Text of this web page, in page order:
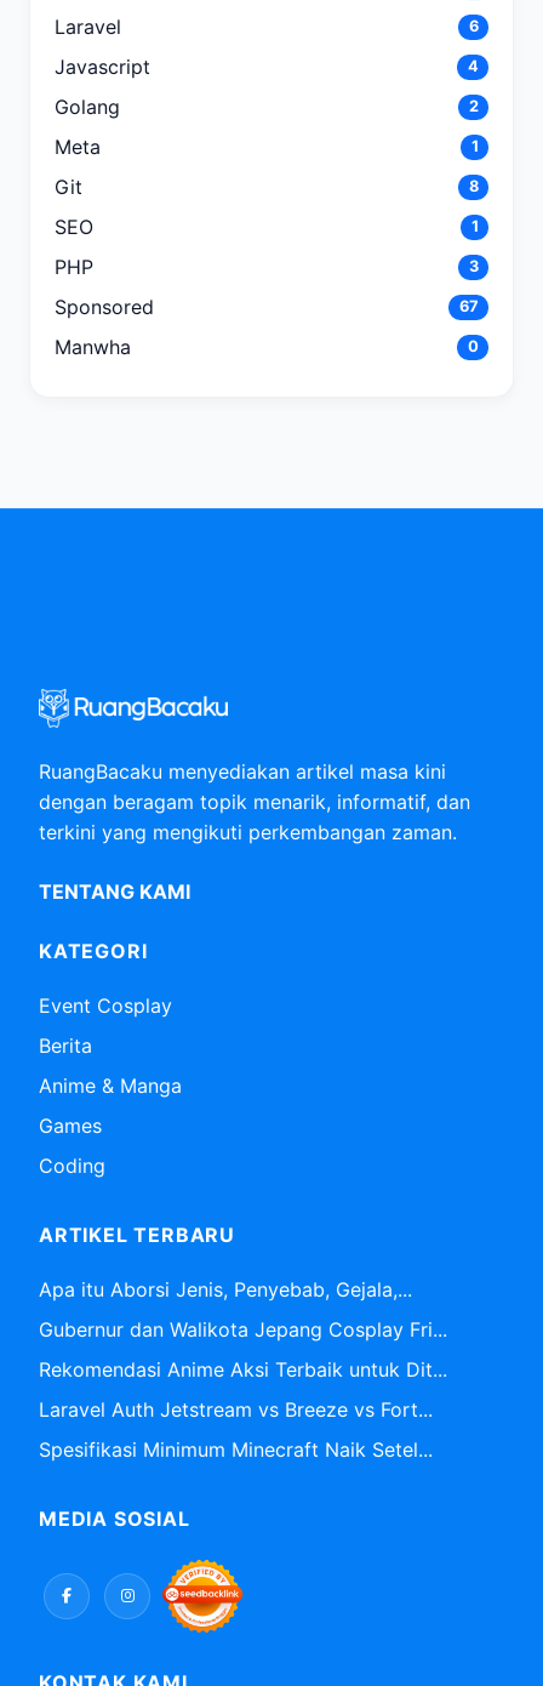
Laravel 6
Javascript 4
Golang 2
Meta 1
Git 8
SEO 1
PHP 3
Sponsored 67
Manwha 0
RuangBacaku menyediakan artikel masa kini
dengan beragam topik menarik, informatif, dan
terkini yang mengikuti perkembangan zaman.
TENTANG KAMI
KATEGORI
Event Cosplay
Berita
Anime & Manga
Games
Coding
ARTIKEL TERBARU
Apa itu Aborsi Jenis, Penyebab, Gejala,...
Gubernur dan Walikota Jepang Cosplay Fri...
Rekomendasi Anime Aksi Terbaik untuk Dit...
Laravel Auth Jetstream vs Breeze vs Fort...
Spesifikasi Minimum Minecraft Naik Setel...
MEDIA SOSIAL